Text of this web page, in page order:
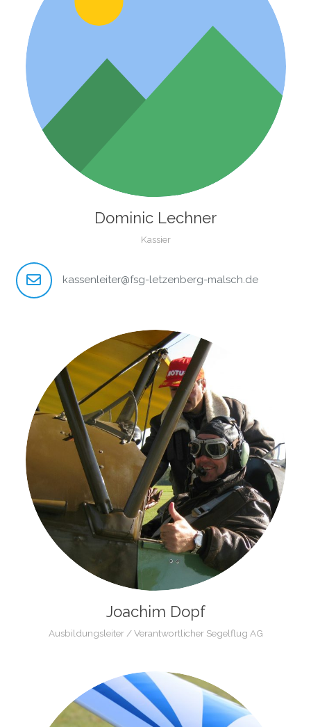
Dominic Lechner
Kassier
kassenleiter@fsg-letzenberg-malsch.de
Joachim Dopf
Ausbildungsleiter / Verantwortlicher Segelflug AG